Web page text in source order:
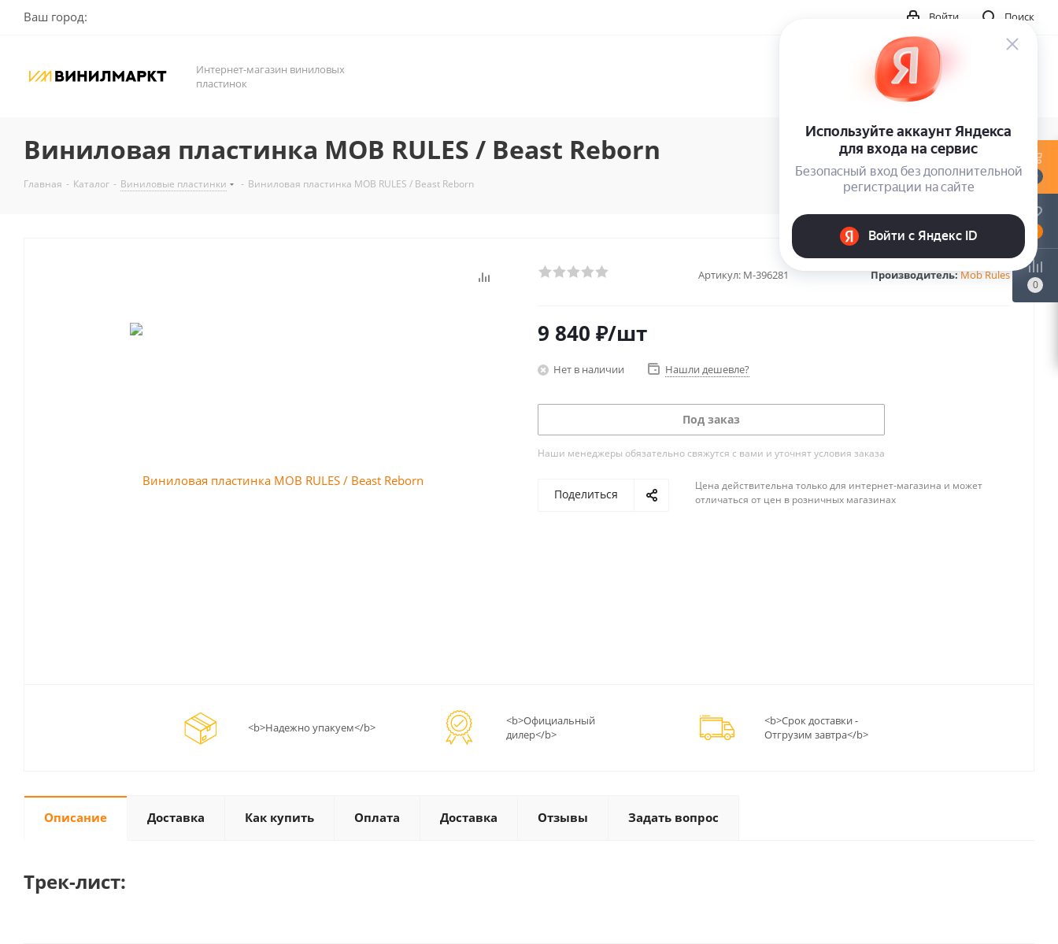
Ваш город: Поиск
Войти
Интернет-магазин виниловых
пластинок
Виниловая пластинка MOB RULES / Beast Reborn
Главная - Каталог - Виниловые пластинки - Виниловая пластинка MOB RULES / Beast Reborn
Артикул: M-396281 Производитель:Mob Rules
9 840 ₽/шт
Нет в наличии Нашли дешевле?
Под заказ
Наши менеджеры обязательно свяжутся с вами и уточнят условия заказа
Поделиться
Цена действительна только для интернет-магазина и может
отличаться от цен в розничных магазинах
<b>Надежно упакуем</b>
<b>Официальный
дилер</b>
<b>Срок доставки -
Отгрузим завтра</b>
Описание Доставка Как купить Оплата Доставка Отзывы Задать вопрос
Трек-лист:
0
0
0